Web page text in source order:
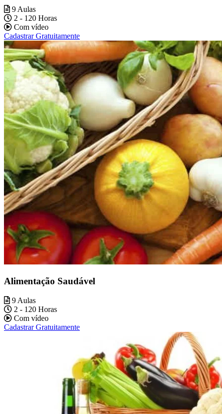
9 Aulas
2 - 120 Horas
Com vídeo
Cadastrar Gratuitamente
Alimentação Saudável
9 Aulas
2 - 120 Horas
Com vídeo
Cadastrar Gratuitamente